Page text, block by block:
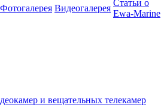
Фотогалерея Видеогалерея
Статьи о
Ewa-Marine
и вещательных телекамер